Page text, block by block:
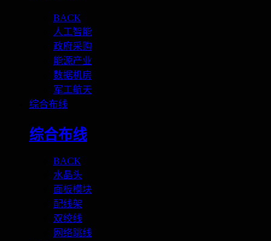
BACK
人工智能
政府采购
能源产业
数据机房
军工航天
综合布线
综合布线
BACK
水晶头
面板模块
配线架
双绞线
网络跳线